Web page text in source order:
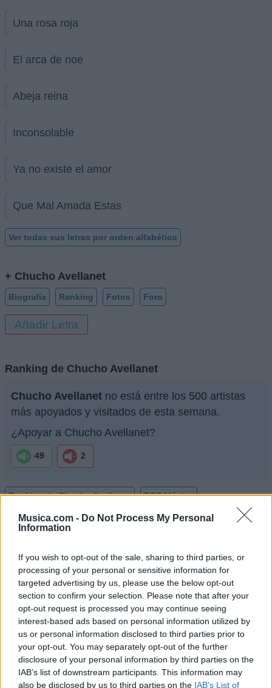
Musica.com - Do Not Process My Personal
Information
If you wish to opt-out of the sale, sharing to third parties, or
processing of your personal or sensitive information for
targeted advertising by us, please use the below opt-out
section to confirm your selection. Please note that after your
opt-out request is processed you may continue seeing
interest-based ads based on personal information utilized by
us or personal information disclosed to third parties prior to
your opt-out. You may separately opt-out of the further
disclosure of your personal information by third parties on the
IAB’s list of downstream participants. This information may
also be disclosed by us to third parties on the IAB’s List of
Una rosa roja
El arca de noe
Abeja reina
Inconsolable
Ya no existe el amor
Que Mal Amada Estas
Ver todas sus letras por orden alfabético
+ Chucho Avellanet
Biografía Ranking Fotos Foro
Añadir Letra
Ranking de Chucho Avellanet
Chucho Avellanet no está entre los 500 artistas
más apoyados y visitados de esta semana.
¿Apoyar a Chucho Avellanet?
49 2
Ranking de Chucho Avellanet TOP Música